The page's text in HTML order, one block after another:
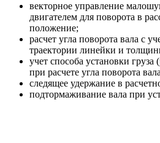
векторное управление
двигателем для поворота в
положение;
расчет угла поворота вала с
траектории линейки и
учет способа установки
при расчете угла поворота
следящее удержание в
подтормаживание вала при